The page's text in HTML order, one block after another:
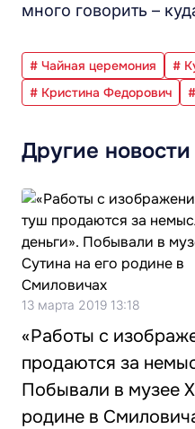
много говорить –
# Чайная церемония
#
# Кристина Федорович
Другие
13 марта 2019 13:18
«Работы с
продаются за
Побывали в музее
родине в